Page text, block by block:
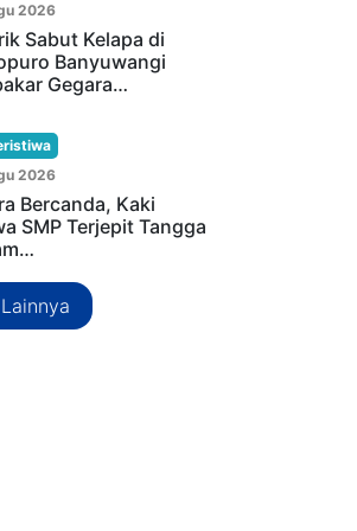
2026
Sabut Kelapa di
Banyuwangi
Gegara…
2026
Bercanda, Kaki
SMP Terjepit Tangga